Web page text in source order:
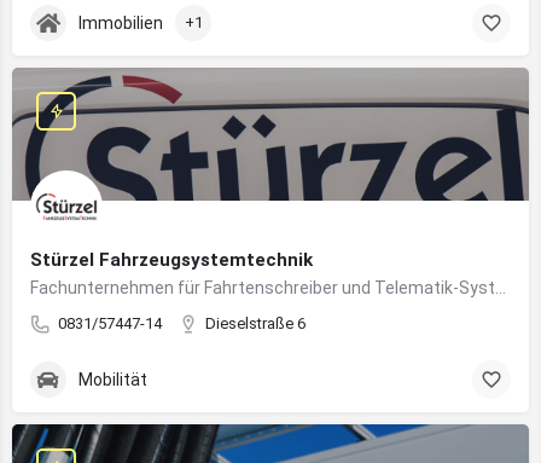
Immobilien +1
Stürzel Fahrzeugsystemtechnik
0831/57447-14 Dieselstraße 6
Mobilität